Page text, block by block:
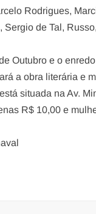
Rodrigues,
Sergio de Tal,
Outubro e o
a obra literária e
situada na Av.
R$ 10,00 e